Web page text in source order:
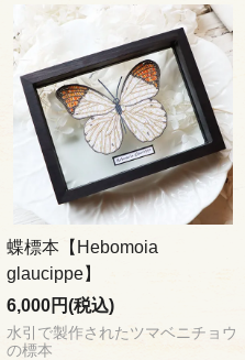
蝶標本【Hebomoia
glaucippe】
6,000円(税込)
水引で製作されたツマベニチョウ
の標本